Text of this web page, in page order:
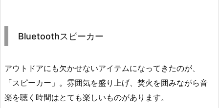
Bluetoothスピーカー
アウトドアにも欠かせないアイテムになってきたのが、
「スピーカー」。雰囲気を盛り上げ、焚火を囲みながら音
楽を聴く時間はとても楽しいものがあります。